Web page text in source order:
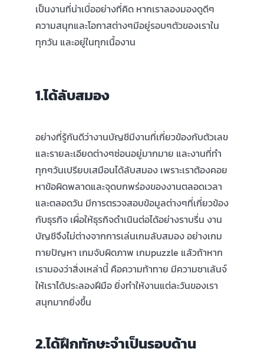
เป็นงานที่น่าเบื่ออย่างที่คิด หากเราลองมองดูดีๆ
ความสนุกและโอกาสต่างๆมีอยู่รอบๆตัวของเราใน
ทุกวัน และอยู่ในทุกเนื้องาน
1.ได้ลับสมอง
อย่างที่รู้กันดีว่างานบัญชีมีงานที่เกี่ยวข้องกับตัวเลข
และรายละเอียดต่างๆซ่อนอยู่มากมาย และงานที่ทำ
ทุกๆวันเปรียบเสมือนได้ลับสมอง เพราะเราต้องคอย
หาข้อผิดพลาดและจุดบกพร่องของงานตลอดเวลา
และตลอดวัน มีการตรวจสอบข้อมูลต่างๆที่เกี่ยวข้อง
กับธุรกิจ เผื่อให้ธุรกิจดำเนินต่อได้อย่างราบรื่น งาน
บัญชีจึงไม่ต่างจากการเล่นเกมลับสมอง อย่างเกม
ทายปัญหา เกมจับผิดภาพ เกมpuzzle แล้วถ้าหาก
เรามองว่าสิ่งเหล่านี้ คือความท้าทาย มีความชาเล้นจ์
ให้เราได้ประลองฝีมือ ยิ่งทำให้งานแต่ละวันของเรา
สนุกมากยิ่งขึ้น
2.ได้ฝึกทักษะจำเป็นรอบด้าน